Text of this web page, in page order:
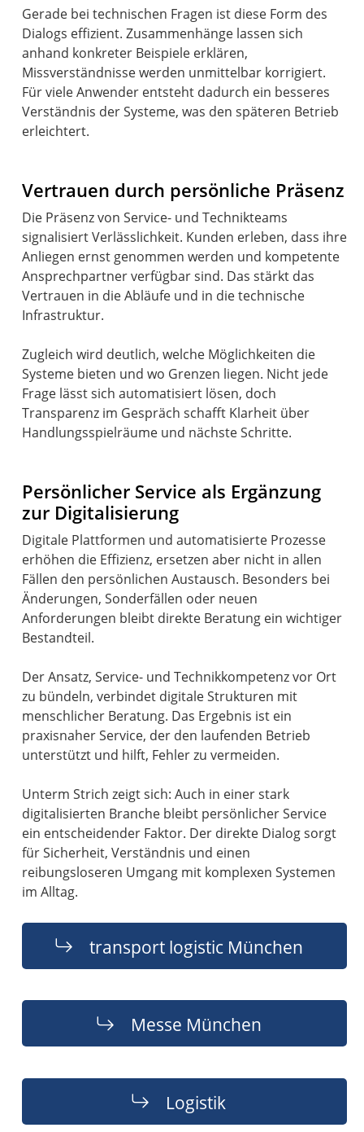
Gerade bei technischen Fragen ist diese Form des
Dialogs effizient. Zusammenhänge lassen sich
anhand konkreter Beispiele erklären,
Missverständnisse werden unmittelbar korrigiert.
Für viele Anwender entsteht dadurch ein besseres
Verständnis der Systeme, was den späteren Betrieb
erleichtert.
Vertrauen durch persönliche Präsenz
Die Präsenz von Service- und Technikteams
signalisiert Verlässlichkeit. Kunden erleben, dass ihre
Anliegen ernst genommen werden und kompetente
Ansprechpartner verfügbar sind. Das stärkt das
Vertrauen in die Abläufe und in die technische
Infrastruktur.
Zugleich wird deutlich, welche Möglichkeiten die
Systeme bieten und wo Grenzen liegen. Nicht jede
Frage lässt sich automatisiert lösen, doch
Transparenz im Gespräch schafft Klarheit über
Handlungsspielräume und nächste Schritte.
Persönlicher Service als Ergänzung
zur Digitalisierung
Digitale Plattformen und automatisierte Prozesse
erhöhen die Effizienz, ersetzen aber nicht in allen
Fällen den persönlichen Austausch. Besonders bei
Änderungen, Sonderfällen oder neuen
Anforderungen bleibt direkte Beratung ein wichtiger
Bestandteil.
Der Ansatz, Service- und Technikkompetenz vor Ort
zu bündeln, verbindet digitale Strukturen mit
menschlicher Beratung. Das Ergebnis ist ein
praxisnaher Service, der den laufenden Betrieb
unterstützt und hilft, Fehler zu vermeiden.
Unterm Strich zeigt sich: Auch in einer stark
digitalisierten Branche bleibt persönlicher Service
ein entscheidender Faktor. Der direkte Dialog sorgt
für Sicherheit, Verständnis und einen
reibungsloseren Umgang mit komplexen Systemen
im Alltag.
transport logistic München
Messe München
Logistik